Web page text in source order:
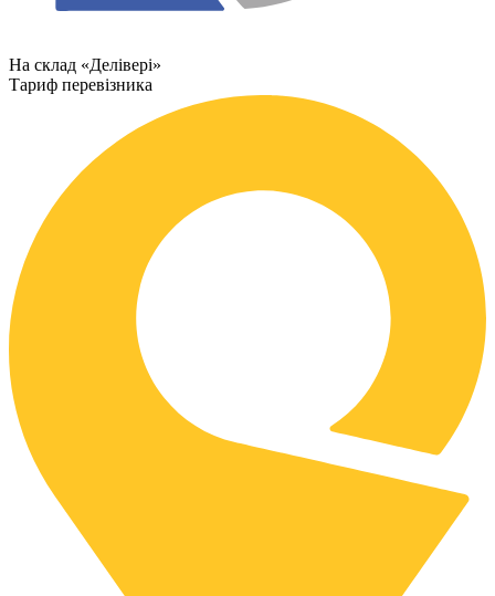
На склад «Делівері»
Тариф перевізника